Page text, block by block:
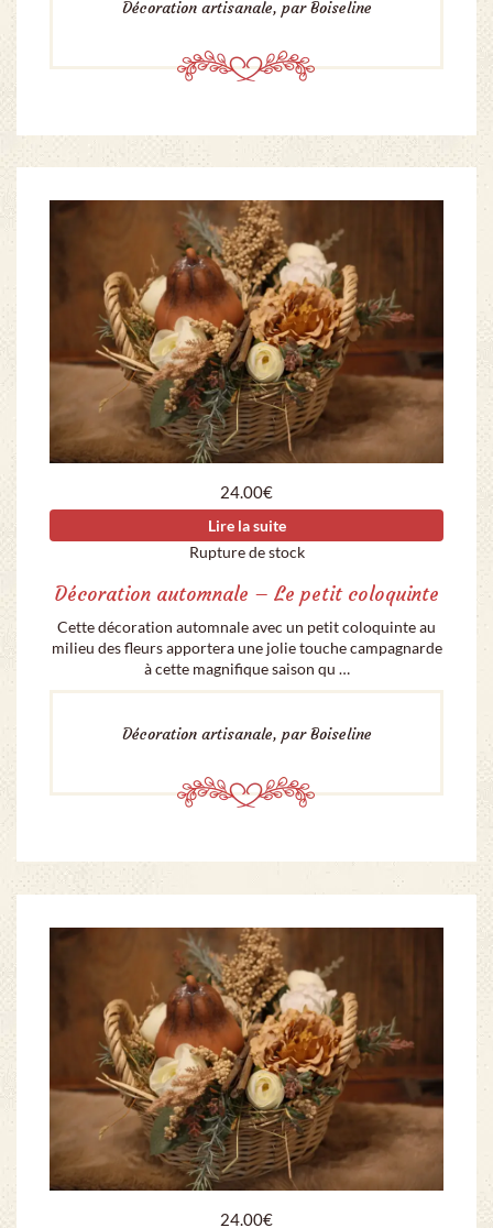
Décoration artisanale, par Boiseline
24.00€
Lire la suite
Rupture de stock
Décoration automnale – Le petit coloquinte
Cette décoration automnale avec un petit coloquinte au
milieu des fleurs apportera une jolie touche campagnarde
à cette magnifique saison qu …
Décoration artisanale, par Boiseline
24.00€